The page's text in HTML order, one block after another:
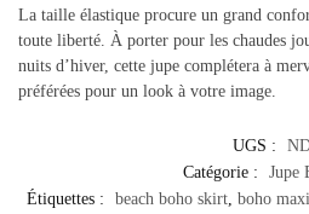
La taille élastique procure un grand
toute liberté. À porter pour les chaudes
nuits d’hiver, cette jupe complétera à
préférées pour un look à votre image.
UGS :
Catégorie :
Jupe
Étiquettes :
beach boho skirt, boho